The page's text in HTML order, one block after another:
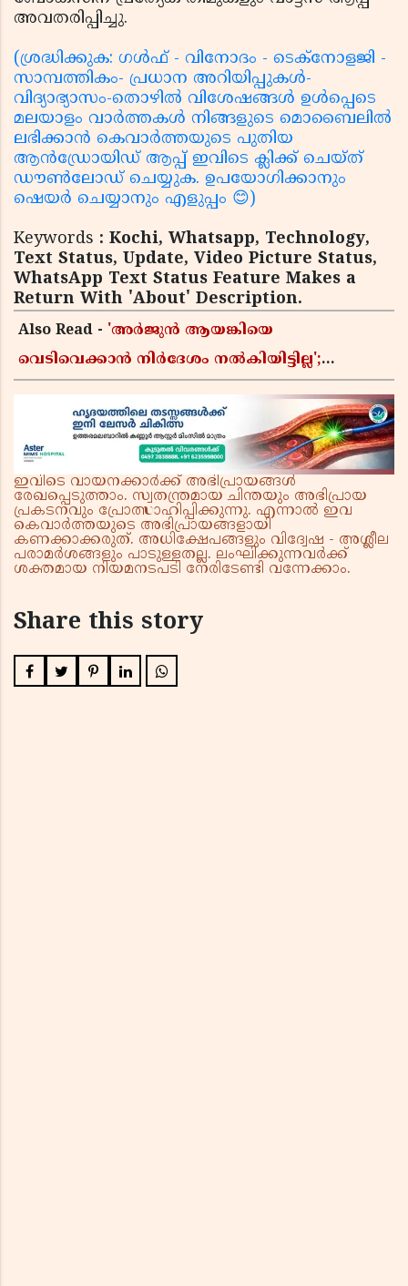
അവതരിപ്പിച്ചു.
(ശ്രദ്ധിക്കുക: ഗൾഫ് - വിനോദം - ടെക്നോളജി -
സാമ്പത്തികം- പ്രധാന അറിയിപ്പുകൾ-
വിദ്യാഭ്യാസം-തൊഴിൽ വിശേഷങ്ങൾ ഉൾപ്പെടെ
മലയാളം വാർത്തകൾ നിങ്ങളുടെ മൊബൈലിൽ
ലഭിക്കാൻ കെവാർത്തയുടെ പുതിയ
ആൻഡ്രോയിഡ് ആപ്പ് ഇവിടെ ക്ലിക്ക് ചെയ്ത്
ഡൗൺലോഡ് ചെയ്യുക. ഉപയോഗിക്കാനും
ഷെയർ ചെയ്യാനും എളുപ്പം 😊)
Keywords : Kochi, Whatsapp, Technology,
Text Status, Update, Video Picture Status,
WhatsApp Text Status Feature Makes a
Return With 'About' Description.
Also Read - 'അർജുൻ ആയങ്കിയെ
വെടിവെക്കാൻ നിർദേശം നൽകിയിട്ടില്ല';
ചെന്നിത്തല
ഇവിടെ വായനക്കാർക്ക് അഭിപ്രായങ്ങൾ
രേഖപ്പെടുത്താം. സ്വതന്ത്രമായ ചിന്തയും അഭിപ്രായ
പ്രകടനവും പ്രോത്സാഹിപ്പിക്കുന്നു. എന്നാൽ ഇവ
കെവാർത്തയുടെ അഭിപ്രായങ്ങളായി
കണക്കാക്കരുത്. അധിക്ഷേപങ്ങളും വിദ്വേഷ - അശ്ലീല
പരാമർശങ്ങളും പാടുള്ളതല്ല. ലംഘിക്കുന്നവർക്ക്
ശക്തമായ നിയമനടപടി നേരിടേണ്ടി വന്നേക്കാം.
Share this story